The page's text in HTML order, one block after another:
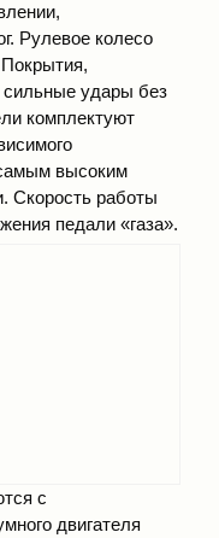
Рулевое колесо
удары без
комплектуют
высоким
Скорость работы
педали «газа».
с
двигателя